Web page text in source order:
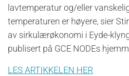
lavtemperatur og/eller
temperaturen er høyere, sier
av sirkulærøkonomi i Eyde-
publisert på GCE NODEs
LES ARTIKKELEN HER